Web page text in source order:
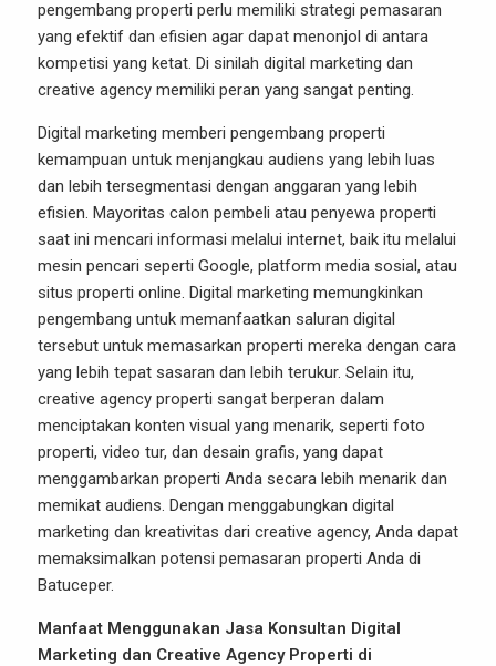
pengembang properti perlu memiliki strategi pemasaran
yang efektif dan efisien agar dapat menonjol di antara
kompetisi yang ketat. Di sinilah digital marketing dan
creative agency memiliki peran yang sangat penting.
Digital marketing memberi pengembang properti
kemampuan untuk menjangkau audiens yang lebih luas
dan lebih tersegmentasi dengan anggaran yang lebih
efisien. Mayoritas calon pembeli atau penyewa properti
saat ini mencari informasi melalui internet, baik itu melalui
mesin pencari seperti Google, platform media sosial, atau
situs properti online. Digital marketing memungkinkan
pengembang untuk memanfaatkan saluran digital
tersebut untuk memasarkan properti mereka dengan cara
yang lebih tepat sasaran dan lebih terukur. Selain itu,
creative agency properti sangat berperan dalam
menciptakan konten visual yang menarik, seperti foto
properti, video tur, dan desain grafis, yang dapat
menggambarkan properti Anda secara lebih menarik dan
memikat audiens. Dengan menggabungkan digital
marketing dan kreativitas dari creative agency, Anda dapat
memaksimalkan potensi pemasaran properti Anda di
Batuceper.
Manfaat Menggunakan Jasa Konsultan Digital
Marketing dan Creative Agency Properti di